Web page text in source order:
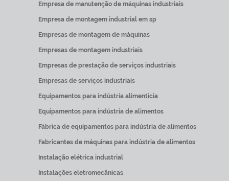
Empresa de manutenção de máquinas industriais
Empresa de montagem industrial em sp
Empresas de montagem de máquinas
Empresas de montagem industriais
Empresas de prestação de serviços industriais
Empresas de serviços industriais
Equipamentos para indústria alimentícia
Equipamentos para indústria de alimentos
Fábrica de equipamentos para indústria de alimentos
Fabricantes de máquinas para indústria de alimentos
Instalação elétrica industrial
Instalações eletromecânicas